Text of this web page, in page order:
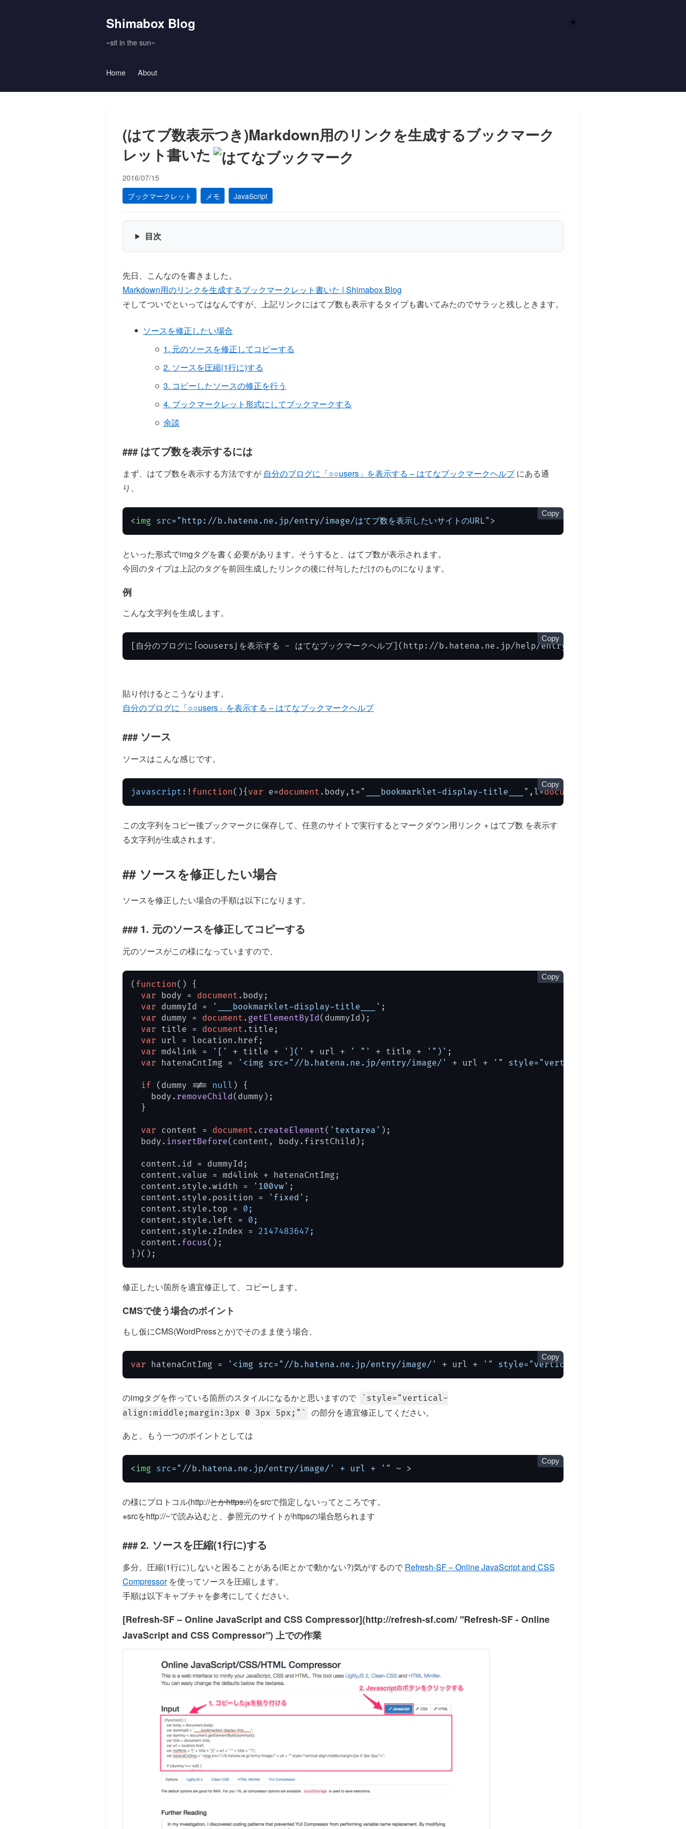
Shimabox Blog
~sit in the sun~
☀️
Home About
(はてブ数表示つき)Markdown用のリンクを生成するブックマーク
レット書いた
2016/07/15
ブックマークレット メモ JavaScript
目次
先日、こんなのを書きました。
Markdown用のリンクを生成するブックマークレット書いた | Shimabox Blog
そしてついでといってはなんですが、上記リンクにはてブ数も表示するタイプも書いてみたのでサラッと残しときます。
ソースを修正したい場合
1. 元のソースを修正してコピーする
2. ソースを圧縮(1行に)する
3. コピーしたソースの修正を行う
4. ブックマークレット形式にしてブックマークする
余談
はてブ数を表示するには
まず、はてブ数を表示する方法ですが 自分のブログに「○○users」を表示する – はてなブックマークヘルプにある通
り、
<img src= "http://b.hatena.ne.jp/entry/image/はてブ数を表示したいサイトのURL">
Copy
といった形式でimgタグを書く必要があります。そうすると、はてブ数が表示されます。
今回のタイプは上記のタグを前回生成したリンクの後に付与しただけのものになります。
例
こんな文字列を生成します。
[自分のブログに「○○users」を表示する - はてなブックマークヘルプ](http://b.hatena.ne.jp/help/entry/count#count "
Copy
貼り付けるとこうなります。
自分のブログに「○○users」を表示する – はてなブックマークヘルプ
ソース
ソースはこんな感じです。
javascript :! function( ){ var e=document . body ,t= "___bookmarklet-display-title___" ,l=document
Copy
この文字列をコピー後ブックマークに保存して、任意のサイトで実行するとマークダウン用リンク + はてブ数 を表示す
る文字列が生成されます。
ソースを修正したい場合
ソースを修正したい場合の手順は以下になります。
1. 元のソースを修正してコピーする
元のソースがこの様になっていますので、
( function( ) {
var body = document . body ;
var dummyId = '___bookmarklet-display-title___' ;
var dummy = document . getElementById(dummyId);
var title = document . title ;
var url = location. href ;
var md4link = '[' + title + '](' + url + ' "' + title + '")' ;
var hatenaCntImg = '<img src="//b.hatena.ne.jp/entry/image/' + url + '" style="vertical-
if (dummy !== null ) {
    body.
removeChild(dummy);
  }
var content = document . createElement( 'textarea' );
  body.
insertBefore(content, body. firstChild );
  content.
id = dummyId;
  content.
value = md4link + hatenaCntImg;
  content.
style .width = '100vw' ;
  content.
style . position = 'fixed' ;
  content.
style . top = 0 ;
  content.
style . left = 0 ;
  content.
style . zIndex = 2147483647 ;
  content.
focus();
})();
Copy
修正したい箇所を適宜修正して、コピーします。
CMSで使う場合のポイント
もし仮にCMS(WordPressとか)でそのまま使う場合、
var hatenaCntImg = '<img src="//b.hatena.ne.jp/entry/image/' + url + '" style="vertical-
Copy
のimgタグを作っている箇所のスタイルになるかと思いますので
style="vertical-
align:middle;margin:3px 0 3px 5px;"
の部分を適宜修正してください。
あと、もう一つのポイントとしては
<img src= "//b.hatena.ne.jp/entry/image/' + url + '" ~ >
Copy
の様にプロトコル(http://とかhttps://)をsrcで指定しないってところです。
※srcをhttp://~で読み込むと、参照元のサイトがhttpsの場合怒られます
2. ソースを圧縮(1行に)する
多分、圧縮(1行に)しないと困ることがある(IEとかで動かない?)気がするので Refresh-SF – Online JavaScript and CSS
Compressorを使ってソースを圧縮します。
手順は以下キャプチャを参考にしてください。
[Refresh-SF – Online JavaScript and CSS Compressor](http://refresh-sf.com/ "Refresh-SF - Online
JavaScript and CSS Compressor") 上での作業